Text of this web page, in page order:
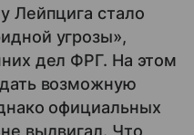
Лейпцига стало
угрозы»,
дел ФРГ. На этом
возможную
официальных
выдвигал. Что